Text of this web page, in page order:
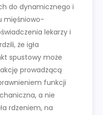
do dynamicznego i
mięśniowo-
lekarzy i
że igła
spustowy może
prowadzącą
funkcji
a nie
rdzeniem, na